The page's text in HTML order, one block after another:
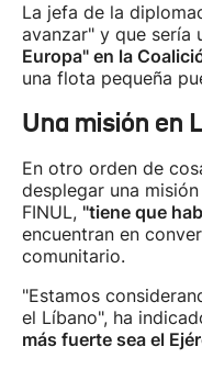
La jefa de la
avanzar" y que sería
Europa" en la
una flota pequeña
Una misión en
En otro orden de
desplegar una
FINUL, "tiene que
encuentran en
comunitario.
"Estamos
el Líbano", ha
más fuerte sea el